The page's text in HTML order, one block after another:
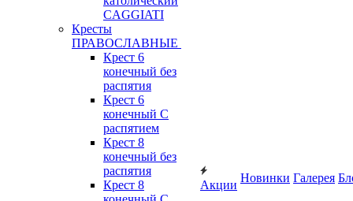
CAGGIATI
Кресты
ПРАВОСЛАВНЫЕ
Крест 6
конечный без
распятия
Крест 6
конечный С
распятием
Крест 8
конечный без
распятия
Крест 8
Акции
Новинки Галерея